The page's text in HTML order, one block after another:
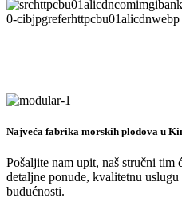
Najveća fabrika morskih plodova u
Pošaljite nam upit, naš stručni tim
detaljne ponude, kvalitetnu
budućnosti.